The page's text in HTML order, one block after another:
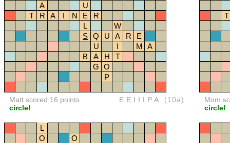
A
U
T
R A I N E
R
L
W
S Q U A R
E
U
I M A
B
A H
T
G O
P
Matt scored 16 points
circle!
EEIIIPA (10a)
T
Mom
circle!
L
O
O